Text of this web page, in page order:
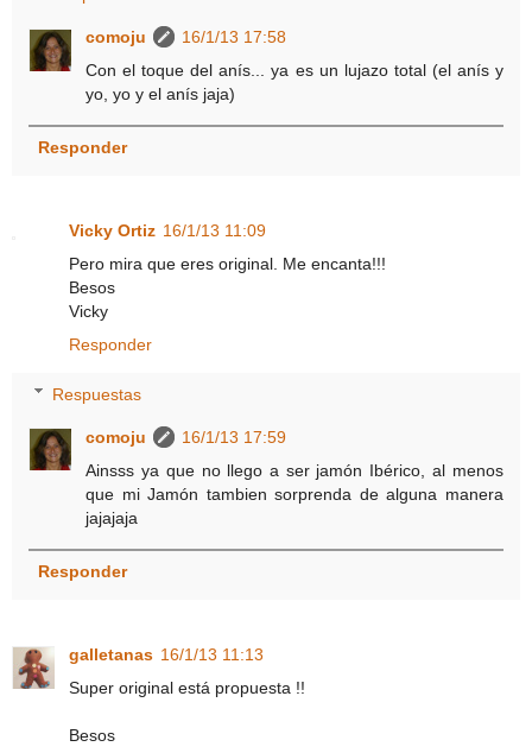
comoju
16/1/13 17:58
Con el toque del anís... ya es un lujazo total (el anís y
yo, yo y el anís jaja)
Responder
Vicky Ortiz 16/1/13 11:09
Pero mira que eres original. Me encanta!!!
Besos
Vicky
Responder
Respuestas
comoju
16/1/13 17:59
Ainsss ya que no llego a ser jamón Ibérico, al menos
que mi Jamón tambien sorprenda de alguna manera
jajajaja
Responder
galletanas 16/1/13 11:13
Super original está propuesta !!
Besos